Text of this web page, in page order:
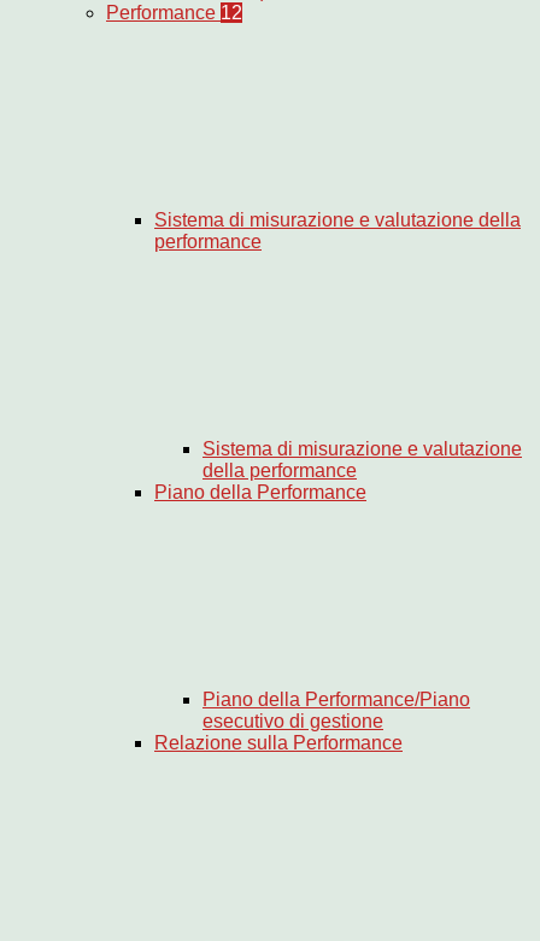
Performance 12
Sistema di misurazione e valutazione della
performance
Sistema di misurazione e valutazione
della performance
Piano della Performance
Piano della Performance/Piano
esecutivo di gestione
Relazione sulla Performance